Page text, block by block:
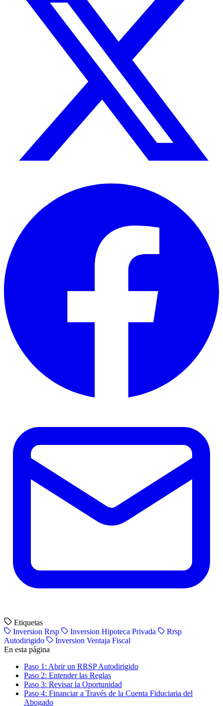
Etiquetas
Inversion Rrsp
Inversion Hipoteca Privada
Rrsp
Autodirigido
Inversion Ventaja Fiscal
En esta página
Paso 1: Abrir un RRSP Autodirigido
Paso 2: Entender las Reglas
Paso 3: Revisar la Oportunidad
Paso 4: Financiar a Través de la Cuenta Fiduciaria del
Abogado